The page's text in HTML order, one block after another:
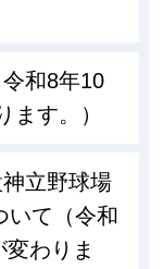
和8年10
ます。）
立野球場
いて（令和
わりま